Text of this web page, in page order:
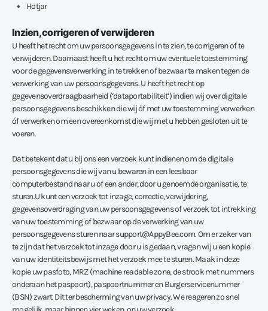
Hotjar
Inzien, corrigeren of verwijderen
U heeft het recht om uw persoonsgegevens in te zien, te corrigeren of te
verwijderen. Daarnaast heeft u het recht om uw eventuele toestemming
voor de gegevensverwerking in te trekken of bezwaar te maken tegen de
verwerking van uw persoonsgegevens. U heeft het recht op
gegevensoverdraagbaarheid (‘dataportabiliteit’) indien wij over digitale
persoonsgegevens beschikken die wij óf met uw toestemming verwerken
óf verwerken om een overeenkomst die wij met u hebben gesloten uit te
voeren.
Dat betekent dat u bij ons een verzoek kunt indienen om de digitale
persoonsgegevens die wij van u bewaren in een leesbaar
computerbestand naar u of een ander, door u genoemde organisatie, te
sturen.U kunt een verzoek tot inzage, correctie, verwijdering,
gegevensoverdraging van uw persoonsgegevens of verzoek tot intrekking
van uw toestemming of bezwaar op de verwerking van uw
persoonsgegevens sturen naar support@AppyBee.com. Om er zeker van
te zijn dat het verzoek tot inzage door u is gedaan, vragen wij u een kopie
van uw identiteitsbewijs met het verzoek mee te sturen. Maak in deze
kopie uw pasfoto, MRZ (machine readable zone, de strook met nummers
onderaan het paspoort), paspoortnummer en Burgerservicenummer
(BSN) zwart. Dit ter bescherming van uw privacy. We reageren zo snel